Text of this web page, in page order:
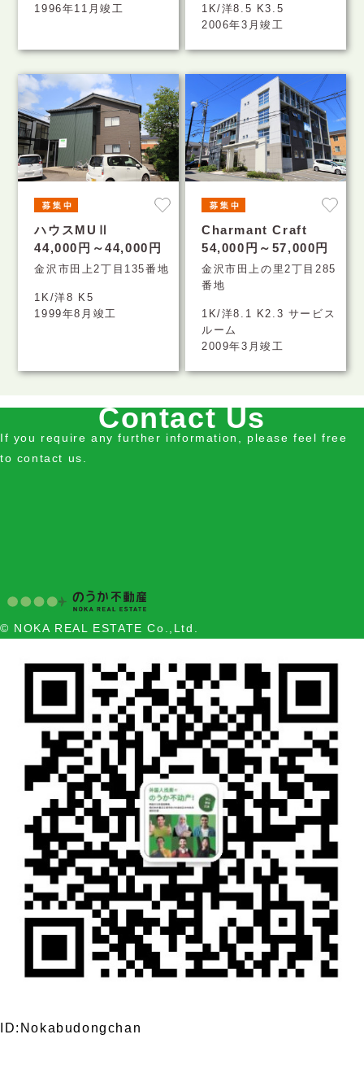
1996年11月竣工
1K/洋8.5 K3.5
2006年3月竣工
ハウスMUⅡ
44,000円～44,000円
金沢市田上2丁目135番地
1K/洋8 K5
1999年8月竣工
Charmant Craft
54,000円～57,000円
金沢市田上の里2丁目285
番地
1K/洋8.1 K2.3 サービス
ルーム
2009年3月竣工
Contact Us
If you require any further information, please feel free
to contact us.
© NOKA REAL ESTATE Co.,Ltd.
ID:Nokabudongchan